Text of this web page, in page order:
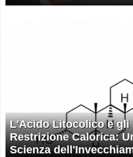
L'Acido Litocolico e gli
Restrizione Calorica:
Scienza